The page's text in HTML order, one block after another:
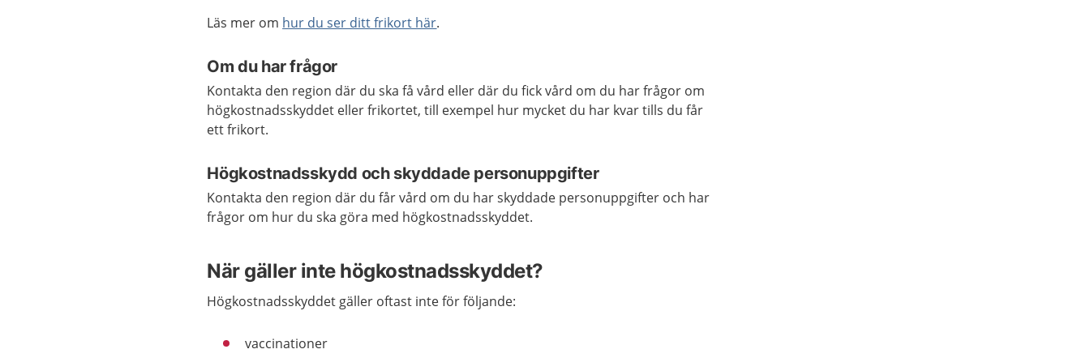
Läs mer om hur du ser ditt frikort här.
Om du har frågor
Kontakta den region där du ska få vård eller där du fick vård om du har frågor om
högkostnadsskyddet eller frikortet, till exempel hur mycket du har kvar tills du får
ett frikort.
Högkostnadsskydd och skyddade personuppgifter
Kontakta den region där du får vård om du har skyddade personuppgifter och har
frågor om hur du ska göra med högkostnadsskyddet.
När gäller inte högkostnadsskyddet?
Högkostnadsskyddet gäller oftast inte för följande:
vaccinationer